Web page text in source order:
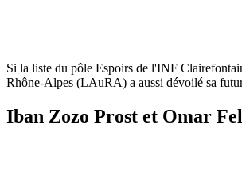
Si la liste du pôle Espoirs de l'INF
Rhône-Alpes (LAuRA) a aussi dévoilé sa
Iban Zozo Prost et Omar